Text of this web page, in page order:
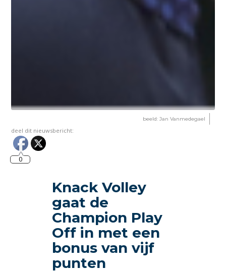
beeld: Jan Vanmedegael
deel dit nieuwsbericht:
0
Knack Volley
gaat de
Champion Play
Off in met een
bonus van vijf
punten